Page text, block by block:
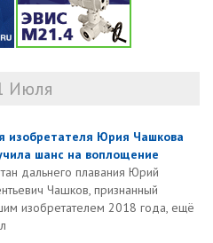
Июля
изобретателя Юрия Чашкова
шанс на воплощение
дальнего плавания Юрий
Чашков, признанный
изобретателем 2018 года, ещё